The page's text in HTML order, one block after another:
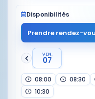
Disponibilités
Prendre rendez-
VEN.
07
08:00 08:30
10:30